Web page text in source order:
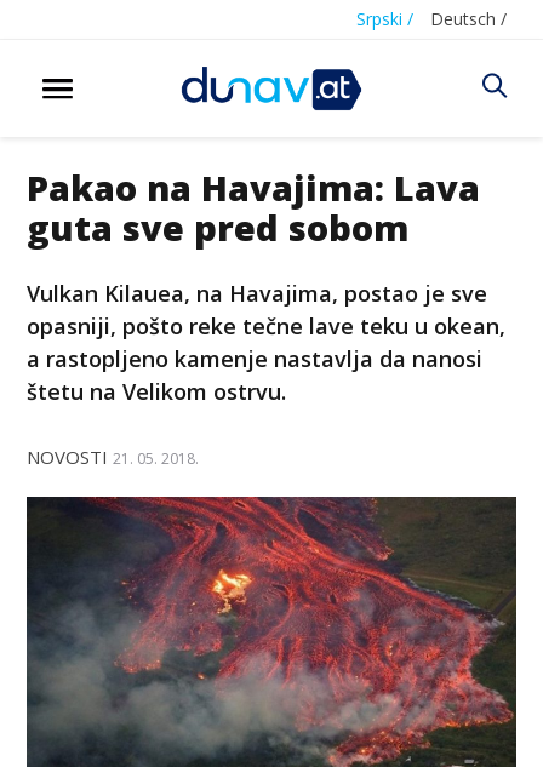
Srpski / Deutsch /
Pakao na Havajima: Lava
guta sve pred sobom
Vulkan Kilauea, na Havajima, postao je sve
opasniji, pošto reke tečne lave teku u okean,
a rastopljeno kamenje nastavlja da nanosi
štetu na Velikom ostrvu.
NOVOSTI 21. 05. 2018.